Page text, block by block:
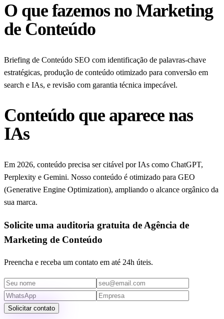
O que fazemos no Marketing
de Conteúdo
Briefing de Conteúdo SEO com identificação de palavras-chave
estratégicas, produção de conteúdo otimizado para conversão em
search e IAs, e revisão com garantia técnica impecável.
Conteúdo que aparece nas
IAs
Em 2026, conteúdo precisa ser citável por IAs como ChatGPT,
Perplexity e Gemini. Nosso conteúdo é otimizado para GEO
(Generative Engine Optimization), ampliando o alcance orgânico da
sua marca.
Solicite uma auditoria gratuita de Agência de
Marketing de Conteúdo
Preencha e receba um contato em até 24h úteis.
Solicitar contato